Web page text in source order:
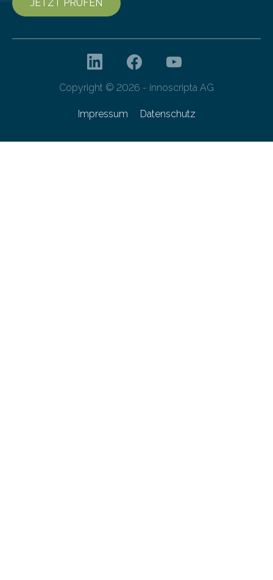
JETZT PRÜFEN
Copyright © 2026 - innoscripta AG
Impressum Datenschutz